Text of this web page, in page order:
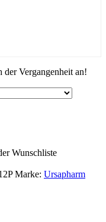
Vergangenheit an!
Wunschliste
Marke: Ursapharm